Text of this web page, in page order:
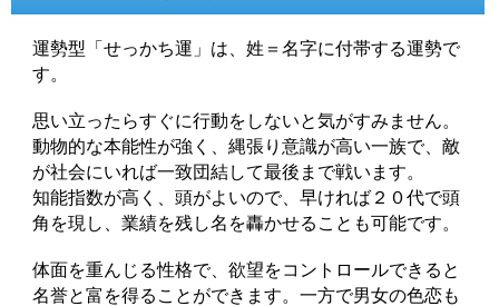
運勢型「せっかち運」は、姓＝名字に付帯する運勢で
す。
思い立ったらすぐに行動をしないと気がすみません。
動物的な本能性が強く、縄張り意識が高い一族で、敵
が社会にいれば一致団結して最後まで戦います。
知能指数が高く、頭がよいので、早ければ２０代で頭
角を現し、業績を残し名を轟かせることも可能です。
体面を重んじる性格で、欲望をコントロールできると
名誉と富を得ることができます。一方で男女の色恋も